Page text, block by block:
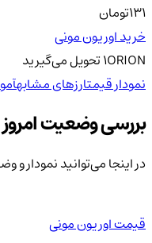
131تومان
خرید اوریون مونی
1ORION تحویلمی‌گیرید
نمودار قیمتارزهای مشابه
بررسی وضعیت امروز
در اینجا می‌توانید نمودار
قیمت اوریون مونی